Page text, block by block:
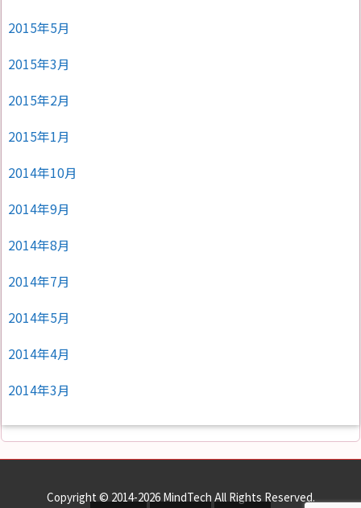
2015年5月
2015年3月
2015年2月
2015年1月
2014年10月
2014年9月
2014年8月
2014年7月
2014年5月
2014年4月
2014年3月
Copyright © 2014-2026 MindTech All Rights Reserved.